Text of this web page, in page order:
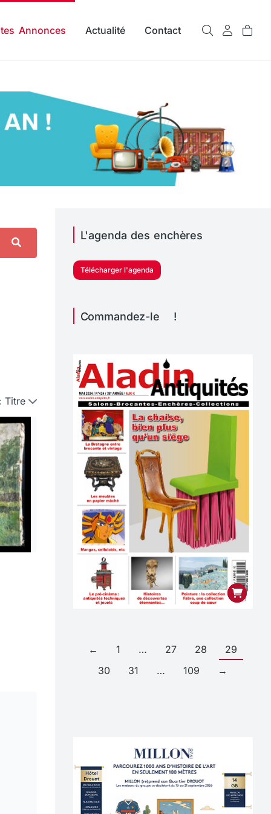
Annonces Actualité Contact
Titre
L'agenda des enchères
Télécharger l'agenda
Commandez-le !
← 1 … 27 28
29
30
31 … 109 →